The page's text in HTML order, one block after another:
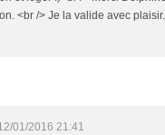
<br /> Je la valide avec
01/2016 21:41